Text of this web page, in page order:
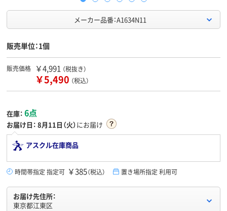
メーカー品番：A1634N11
販売単位：1個
販売価格 ￥4,991 （税抜き）
￥5,490 （税込）
在庫： 6点
お届け日： 8月11日（火）にお届け
アスクル在庫商品
時間帯指定 指定可 ￥385（税込） 置き場所指定 利用可
お届け先住所：
東京都江東区